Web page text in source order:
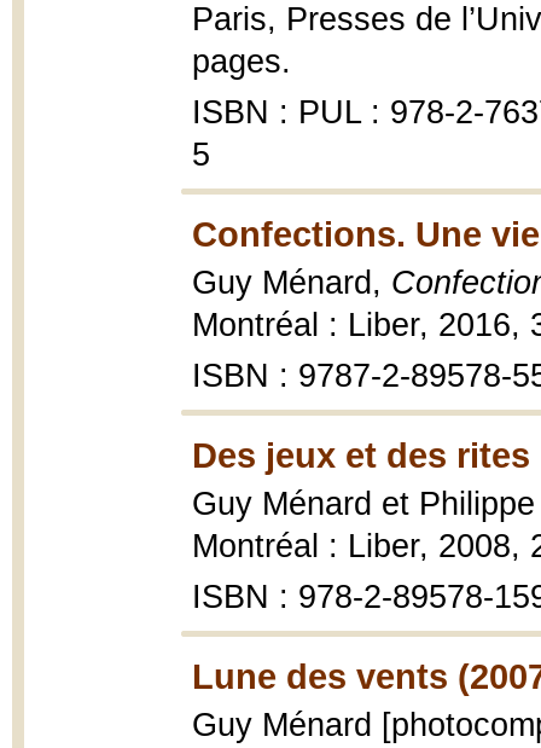
Paris, Presses de
pages.
ISBN : PUL : 978-2-
5
Confections. Une
Guy Ménard,
Montréal : Liber, 2016,
ISBN : 9787-2-89578-
Des jeux et des rites
Guy Ménard et
Montréal : Liber, 2008,
ISBN : 978-2-89578-
Lune des vents
Guy Ménard